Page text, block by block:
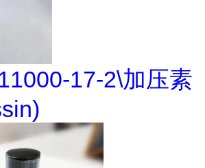
17-2\加压素